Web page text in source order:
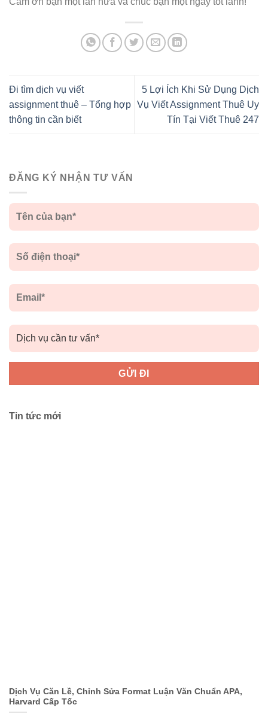
Đi tìm dịch vụ viết
assignment thuê – Tổng hợp
thông tin cần biết
5 Lợi Ích Khi Sử Dụng Dịch
Vụ Viết Assignment Thuê Uy
Tín Tại Viết Thuê 247
ĐĂNG KÝ NHẬN TƯ VẤN
Tin tức mới
Dịch Vụ Căn Lề, Chỉnh Sửa Format Luận Văn Chuẩn APA,
Harvard Cấp Tốc